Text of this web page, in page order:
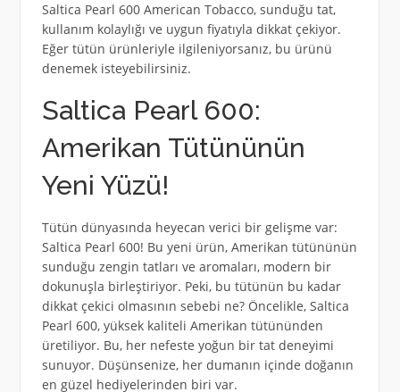
Saltica Pearl 600 American Tobacco, sunduğu tat,
kullanım kolaylığı ve uygun fiyatıyla dikkat çekiyor.
Eğer tütün ürünleriyle ilgileniyorsanız, bu ürünü
denemek isteyebilirsiniz.
Saltica Pearl 600:
Amerikan Tütününün
Yeni Yüzü!
Tütün dünyasında heyecan verici bir gelişme var:
Saltica Pearl 600! Bu yeni ürün, Amerikan tütününün
sunduğu zengin tatları ve aromaları, modern bir
dokunuşla birleştiriyor. Peki, bu tütünün bu kadar
dikkat çekici olmasının sebebi ne? Öncelikle, Saltica
Pearl 600, yüksek kaliteli Amerikan tütününden
üretiliyor. Bu, her nefeste yoğun bir tat deneyimi
sunuyor. Düşünsenize, her dumanın içinde doğanın
en güzel hediyelerinden biri var.